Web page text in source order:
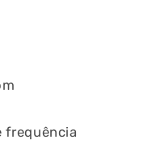
frequência